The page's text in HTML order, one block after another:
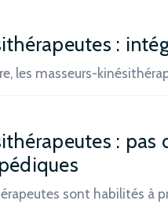
:
les masseurs-
:
sont habilités à